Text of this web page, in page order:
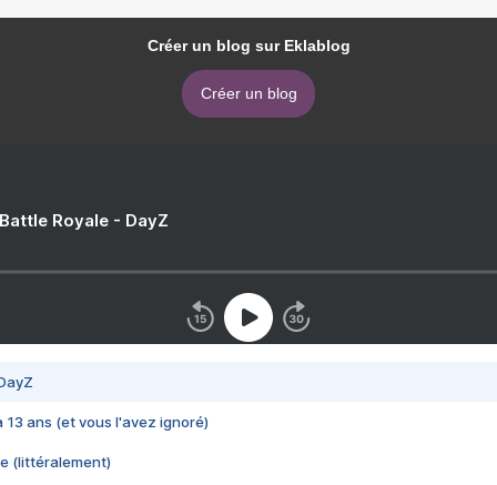
Créer un blog sur Eklablog
Créer un blog
Royale - DayZ
13 ans (et vous l'avez ignoré)
(littéralement)